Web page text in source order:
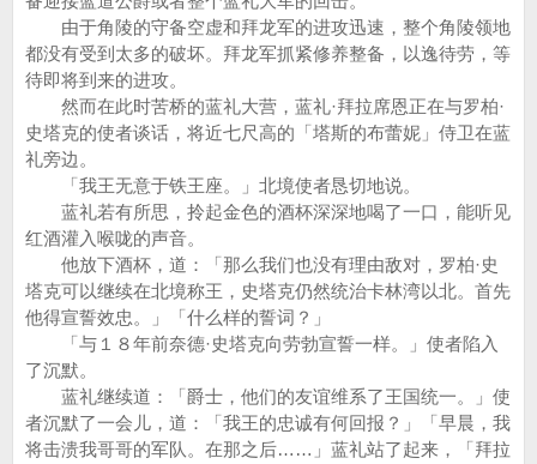
由于角陵的守备空虚和拜龙军的进攻迅速，整个角陵领地
都没有受到太多的破坏。拜龙军抓紧修养整备，以逸待劳，等
待即将到来的进攻。
然而在此时苦桥的蓝礼大营，蓝礼·拜拉席恩正在与罗柏·
史塔克的使者谈话，将近七尺高的「塔斯的布蕾妮」侍卫在蓝
礼旁边。
「我王无意于铁王座。」北境使者恳切地说。
蓝礼若有所思，拎起金色的酒杯深深地喝了一口，能听见
红酒灌入喉咙的声音。
他放下酒杯，道：「那么我们也没有理由敌对，罗柏·史
塔克可以继续在北境称王，史塔克仍然统治卡林湾以北。首先
他得宣誓效忠。」「什么样的誓词？」
「与１８年前奈德·史塔克向劳勃宣誓一样。」使者陷入
了沉默。
蓝礼继续道：「爵士，他们的友谊维系了王国统一。」使
者沉默了一会儿，道：「我王的忠诚有何回报？」「早晨，我
将击溃我哥哥的军队。在那之后……」蓝礼站了起来，「拜拉